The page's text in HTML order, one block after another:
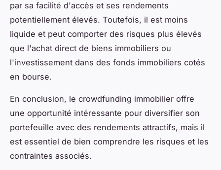
par sa facilité d'accès et ses rendements
potentiellement élevés. Toutefois, il est moins
liquide et peut comporter des risques plus élevés
que l'achat direct de biens immobiliers ou
l'investissement dans des fonds immobiliers cotés
en bourse.
En conclusion, le crowdfunding immobilier offre
une opportunité intéressante pour diversifier son
portefeuille avec des rendements attractifs, mais il
est essentiel de bien comprendre les risques et les
contraintes associés.